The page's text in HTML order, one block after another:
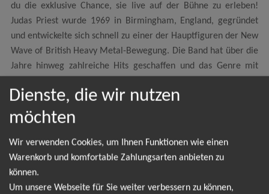
du die exklusive Chance, sie live auf der Bühne zu erleben!
Judas Priest wurde 1969 in Birmingham, England, gegründet
und entwickelte sich schnell zu einer der Hauptfiguren der New
Wave of British Heavy Metal-Bewegung. Die Band hat über die
Jahre hinweg zahlreiche Hits geschaffen und das Genre mit
brachialen Gitarrenriffs und mitreißenden Texten geprägt. Rob
Halford, der charismatische Frontmann der Band, ist bekannt
für seine beeindruckende Stimme und sein markantes
Auftreten in Lederkleidung, was ihm den Spitznamen "The
Metal God" eingebracht hat. Zusammen mit den talentierten
Gitarristen Glenn Tipton und Richie Faulkner, dem Bassisten
Ian Hill und dem Schlagzeuger Scott Travis erschaffen sie einen
Dienste, die wir nutzen
möchten
Wir verwenden Cookies, um Ihnen Funktionen wie einen
Warenkorb und komfortable Zahlungsarten anbieten zu
können.
Um unsere Webseite für Sie weiter verbessern zu können,